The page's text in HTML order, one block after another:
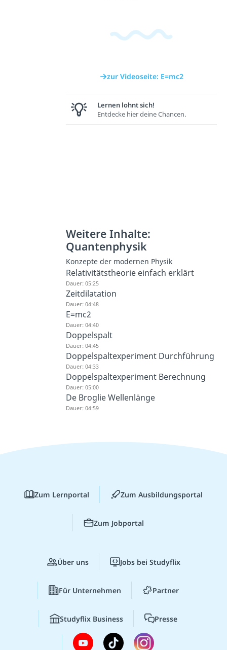
zur Videoseite: E=mc2
Lernen lohnt sich!
Entdecke hier deine Chancen.
Weitere Inhalte:
Quantenphysik
Konzepte der modernen Physik
Relativitätstheorie einfach erklärt
Dauer: 05:25
Zeitdilatation
Dauer: 04:48
E=mc2
Dauer: 04:40
Doppelspalt
Dauer: 04:45
Doppelspaltexperiment Durchführung
Dauer: 04:33
Doppelspaltexperiment Berechnung
Dauer: 05:00
De Broglie Wellenlänge
Dauer: 04:59
Zum Lernportal Zum Ausbildungsportal
Zum Jobportal
Über uns Jobs bei Studyflix
Für Unternehmen Partner
Studyflix Business Presse